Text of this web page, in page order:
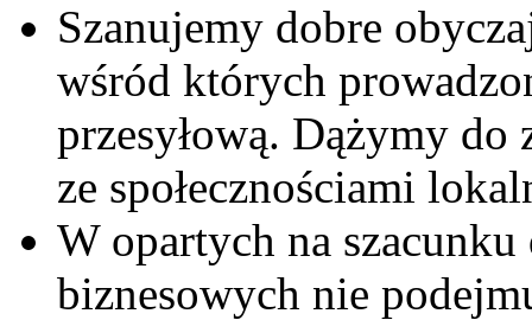
Szanujemy dobre
wśród których
przesyłową. Dążymy
ze społecznościami
W opartych na
biznesowych nie